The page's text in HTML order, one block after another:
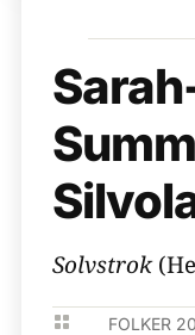
Solvstrok
 FOLKER